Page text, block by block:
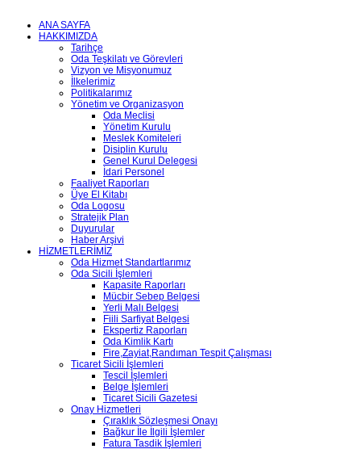
ANA SAYFA
HAKKIMIZDA
Tarihçe
Oda Teşkilatı ve Görevleri
Vizyon ve Misyonumuz
İlkelerimiz
Politikalarımız
Yönetim ve Organizasyon
Oda Meclisi
Yönetim Kurulu
Meslek Komiteleri
Disiplin Kurulu
Genel Kurul Delegesi
İdari Personel
Faaliyet Raporları
Üye El Kitabı
Oda Logosu
Stratejik Plan
Duyurular
Haber Arşivi
HİZMETLERİMİZ
Oda Hizmet Standartlarımız
Oda Sicili İşlemleri
Kapasite Raporları
Mücbir Sebep Belgesi
Yerli Malı Belgesi
Fiili Sarfiyat Belgesi
Ekspertiz Raporları
Oda Kimlik Kartı
Fire,Zayiat,Randıman Tespit Çalışması
Ticaret Sicili İşlemleri
Tescil İşlemleri
Belge İşlemleri
Ticaret Sicili Gazetesi
Onay Hizmetleri
Çıraklık Sözleşmesi Onayı
Bağkur İle İlgili İşlemler
Fatura Tasdik İşlemleri